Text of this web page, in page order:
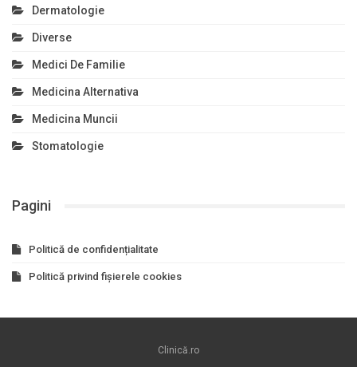
Dermatologie
Diverse
Medici De Familie
Medicina Alternativa
Medicina Muncii
Stomatologie
Pagini
Politică de confidențialitate
Politică privind fișierele cookies
Clinică.ro